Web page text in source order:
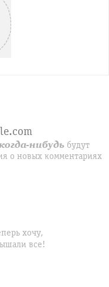
нибудь будут
о новых комментариях
хочу,
все!